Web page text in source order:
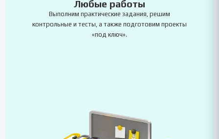
Любые работы
Выполним практические задания, решим
контрольные и тесты, а также подготовим проекты
«под ключ».